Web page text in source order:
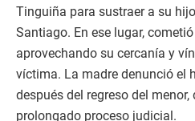
Tinguiña para sustraer a su
Santiago. En ese lugar,
aprovechando su cercanía y
víctima. La madre denunció el
después del regreso del
prolongado proceso judicial.